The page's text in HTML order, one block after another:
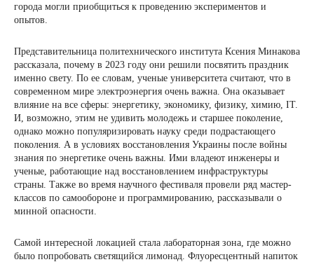
города могли приобщиться к проведению экспериментов и
опытов.
Представительница политехнического института Ксения Минакова
рассказала, почему в 2023 году они решили посвятить праздник
именно свету. По ее словам, ученые университета считают, что в
современном мире электроэнергия очень важна. Она оказывает
влияние на все сферы: энергетику, экономику, физику, химию, IT.
И, возможно, этим не удивить молодежь и старшее поколение,
однако можно популяризировать науку среди подрастающего
поколения. А в условиях восстановления Украины после войны
знания по энергетике очень важны. Ими владеют инженеры и
ученые, работающие над восстановлением инфраструктуры
страны. Также во время научного фестиваля провели ряд мастер-
классов по самообороне и программированию, рассказывали о
минной опасности.
Самой интересной локацией стала лабораторная зона, где можно
было попробовать светящийся лимонад. Флуоресцентный напиток